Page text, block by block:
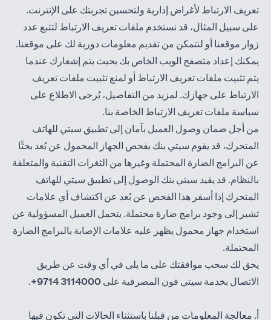
تعريف الارتباط لأغراض إدارية ولتحسين تجربتك على الإنترنت.
على سبيل المثال، قد نستخدم ملفات تعريف الارتباط لتتبع عدد
زوار موقعنا أو لنتمكن من تقديم معلومات دورية لك على موقعنا.
يمكنك إعداد متصفح الويب الخاص بك بحيث يتم إشعارك عندما
يتم تثبيت ملفات تعريف الارتباط أو لمنع تثبيت ملفات تعريف
الارتباط على جهازك. لمزيد من التفاصيل، يُرجى الاطلاع على
سياسة ملفات تعريف الارتباط الخاصة بنا.
من أجل ضمان وصول العميل بآمان إلى تطبيق سيتي للهاتف
المتحرك، قد يقوم سيتي بنك بفحص الجهاز المحمول عن بُعد بحثًا
عن البرامج الضارة المحتملة وغيرها من الثغرات التقنية والمتعلقة
بالنظام. قد يقيد سيتي بنك الوصول إلى تطبيق سيتي للهاتف
المتحرك إذا أسفر هذا الفحص عن بُعد عن اكتشاف أي علامات
تشير إلى وجود برامج ضارة محتملة. يتحمل العميل المسؤولية عن
استخدام جهاز محمول يظهر عليه علامات الإصابة بالبرامج الضارة
المحتملة.
يحق لك سحب موافقتك على ما يلي في أي وقت عن طريق
الاتصال بخدمة سيتي فون المصرفية على 3114000 9714+
.
أ. معالجة المعلومات من قبلنا باستثناء الحالات التي تكون فيها